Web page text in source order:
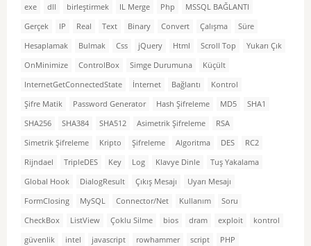
exe
dll birleştirmek IL Merge Php
MSSQL BAĞLANTI
Gerçek
IP Real Text Binary Convert Çalışma
Süre
Hesaplamak
Bulmak Css jQuery Html Scroll Top
Yukarı Çık
OnMinimize
ControlBox Simge Durumuna
Küçült
InternetGetConnectedState
İnternet Bağlantı
Kontrol
Şifre Matik
Password Generator Hash Şifreleme MD5
SHA1
SHA256
SHA384 SHA512 Asimetrik Şifreleme
RSA
Simetrik Şifreleme
Kripto Şifreleme Algoritma DES
RC2
Rijndael
TripleDES Key Log Klavye Dinle
Tuş Yakalama
Global Hook
DialogResult Çıkış Mesajı
Uyarı Mesajı
FormClosing
MySQL Connector/Net Kullanım
Soru
CheckBox
ListView Çoklu Silme bios dram exploit
kontrol
güvenlik
intel javascript rowhammer script
PHP